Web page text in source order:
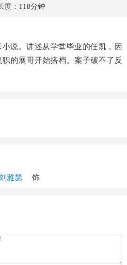
度： 118分钟
小说。讲述从学堂毕业的任凯，因
的展哥开始搭档。案子破不了反
雅瑟
饰